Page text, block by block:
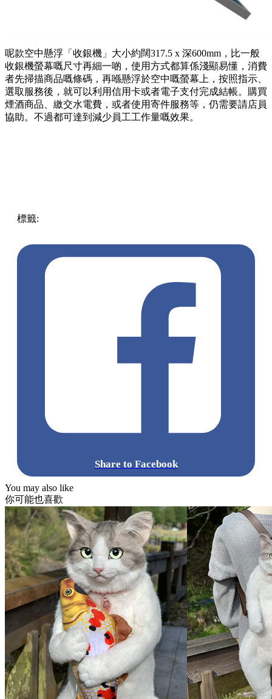
呢款空中懸浮「收銀機」大小約闊317.5 x 深600mm，比一般
收銀機螢幕嘅尺寸再細一啲，使用方式都算係淺顯易懂，消費
者先掃描商品嘅條碼，再喺懸浮於空中嘅螢幕上，按照指示、
選取服務後，就可以利用信用卡或者電子支付完成結帳。購買
煙酒商品、繳交水電費，或者使用寄件服務等，仍需要請店員
協助。不過都可達到減少員工工作量嘅效果。
標籤:
Share to Facebook
You may also like
你可能也喜歡